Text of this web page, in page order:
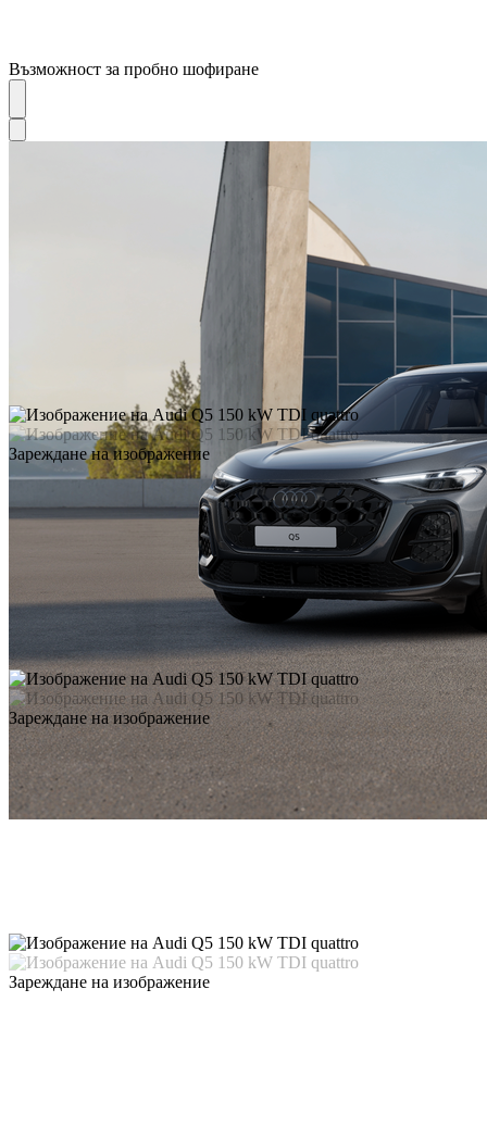
Възможност за пробно шофиране
Зареждане на изображение
Зареждане на изображение
Зареждане на изображение